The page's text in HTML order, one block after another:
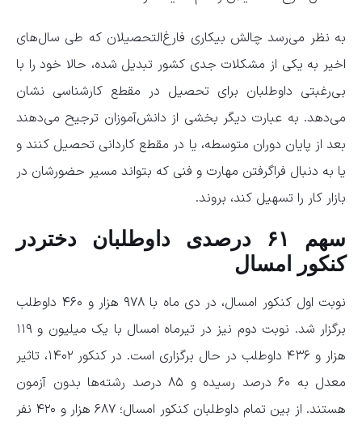
به نظر می‌رسد چالش بیکاری فارغ‌التحصیلان که طی سال‌های
اخیر به یکی از مشکلات جدی کشور تبدیل شده، حالا خود را با
بی‌رغبتی داوطلبان برای تحصیل در مقطع کارشناسی نشان
می‌دهد. به عبارت دیگر بخشی از دانش‌آموزان ترجیح می‌دهند
بعد از پایان دوران متوسطه، یا در مقطع کاردانی تحصیل کنند و
یا به دنبال فراگرفتن مهارت و فنی که بتواند مسیر حضورشان در
بازار کار را تسهیل کند، بروند.
سهم ۶۱ درصدی داوطلبان دختردر
کنکور امسال
نوبت اول کنکور امسال، در دی ماه با ۹۷۸ هزار و ۴۶۰ داوطلب
برگزار شد. نوبت دوم نیز در تیرماه امسال با یک میلیون و ۱۱۹
هزار و ۴۳۶ داوطلب در حال برگزاری است. در کنکور ۱۴۰۲، تاثیر
معدل به ۶۰ درصد رسیده و ۸۵ درصد رشته‌ها بدون آزمون
هستند. از بین تمام داوطلبان کنکور امسال؛ ۶۸۷ هزار و ۴۲۰ نفر